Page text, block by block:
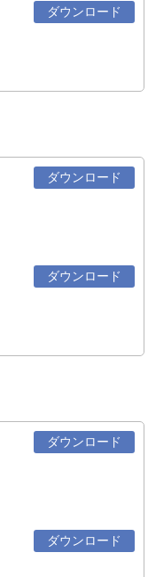
ダウンロード
ダウンロード
ダウンロード
ダウンロード
ダウンロード